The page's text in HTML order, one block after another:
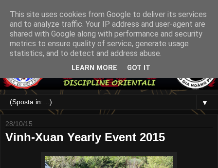
▼
28/10/15
Vinh-Xuan Yearly Event 2015
This site uses cookies from Google to deliver its services
and to analyze traffic. Your IP address and user-agent are
shared with Google along with performance and security
metrics to ensure quality of service, generate usage
statistics, and to detect and address abuse.
LEARN MORE GOT IT